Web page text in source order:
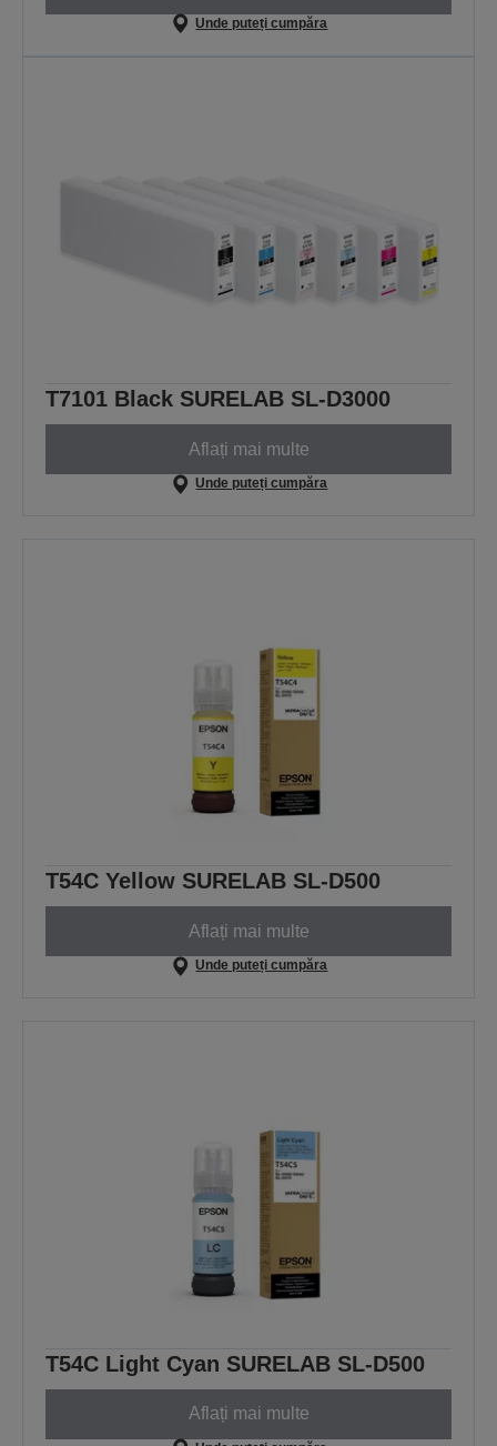
Unde puteți cumpăra
T7101 Black SURELAB SL-D3000
Aflați mai multe
Unde puteți cumpăra
T54C Yellow SURELAB SL-D500
Aflați mai multe
Unde puteți cumpăra
T54C Light Cyan SURELAB SL-D500
Aflați mai multe